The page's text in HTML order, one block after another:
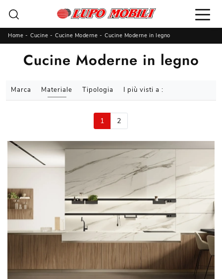
Home - Cucine - Cucine Moderne - Cucine Moderne in legno
Cucine Moderne in legno
Marca Materiale Tipologia I più visti a :
1 2